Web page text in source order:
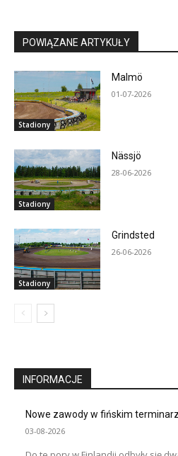
POWIĄZANE ARTYKUŁY
Stadiony
Malmö
01-07-2026
Stadiony
Nässjö
28-06-2026
Stadiony
Grindsted
26-06-2026
INFORMACJE
Nowe zawody w fińskim
03-08-2026